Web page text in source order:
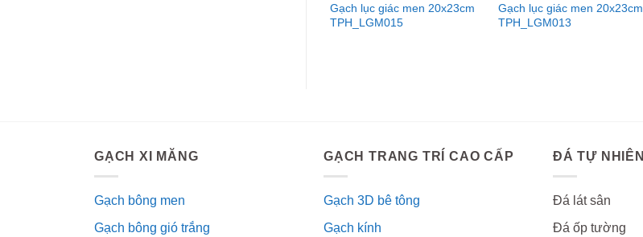
Gạch lục giác men 20x23cm
TPH_LGM015
Gạch lục giác men 20x23cm
TPH_LGM013
GẠCH XI MĂNG
Gạch bông men
Gạch bông gió trắng
GẠCH TRANG TRÍ CAO CẤP
Gạch 3D bê tông
Gạch kính
ĐÁ TỰ NHIÊN
Đá lát sân
Đá ốp tường